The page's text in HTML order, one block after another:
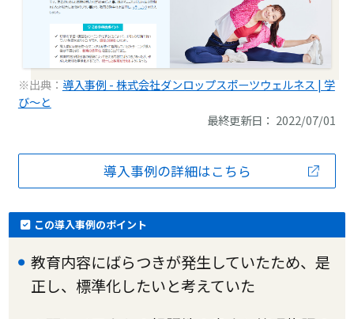
※出典： 導入事例 - 株式会社ダンロップスポーツウェルネス | 学
び～と
最終更新日： 2022/07/01
導入事例の詳細はこちら
この導入事例のポイント
教育内容にばらつきが発生していたため、是
正し、標準化したいと考えていた